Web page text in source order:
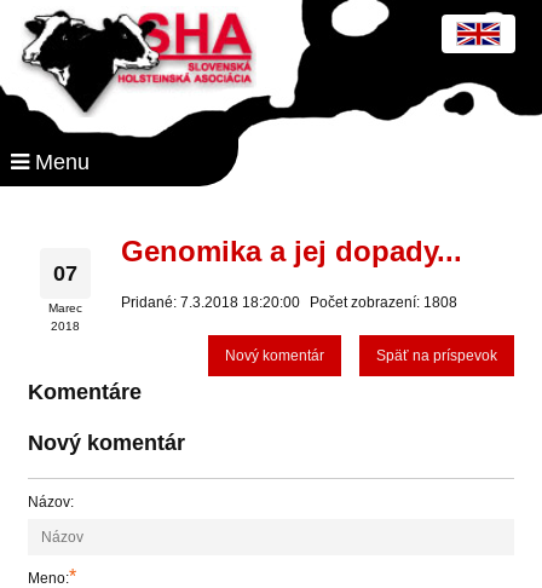
Menu
07
Marec
2018
Genomika a jej dopady...
Pridané: 7.3.2018 18:20:00 Počet zobrazení: 1808
Späť na príspevok
Nový komentár
Komentáre
Nový komentár
Názov:
Meno:*